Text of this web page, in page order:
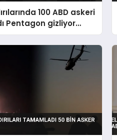
100 ABD askeri
Pentagon gizliyor